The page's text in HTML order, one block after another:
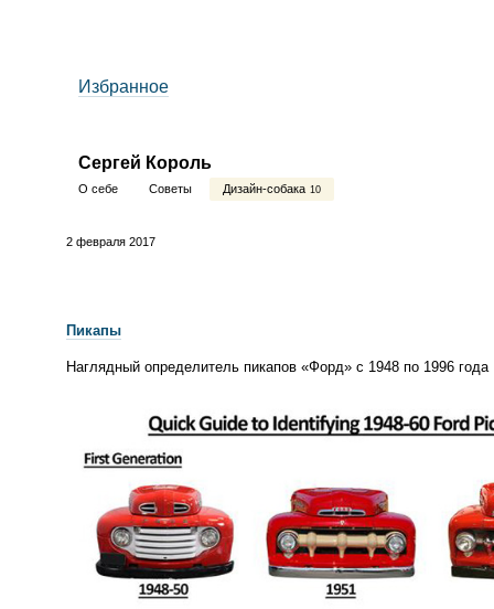
Избранное
Сергей Король
О себе Советы Дизайн-собака 10
2 февраля 2017
Пикапы
Наглядный определитель пикапов «Форд» с 1948 по 1996 года